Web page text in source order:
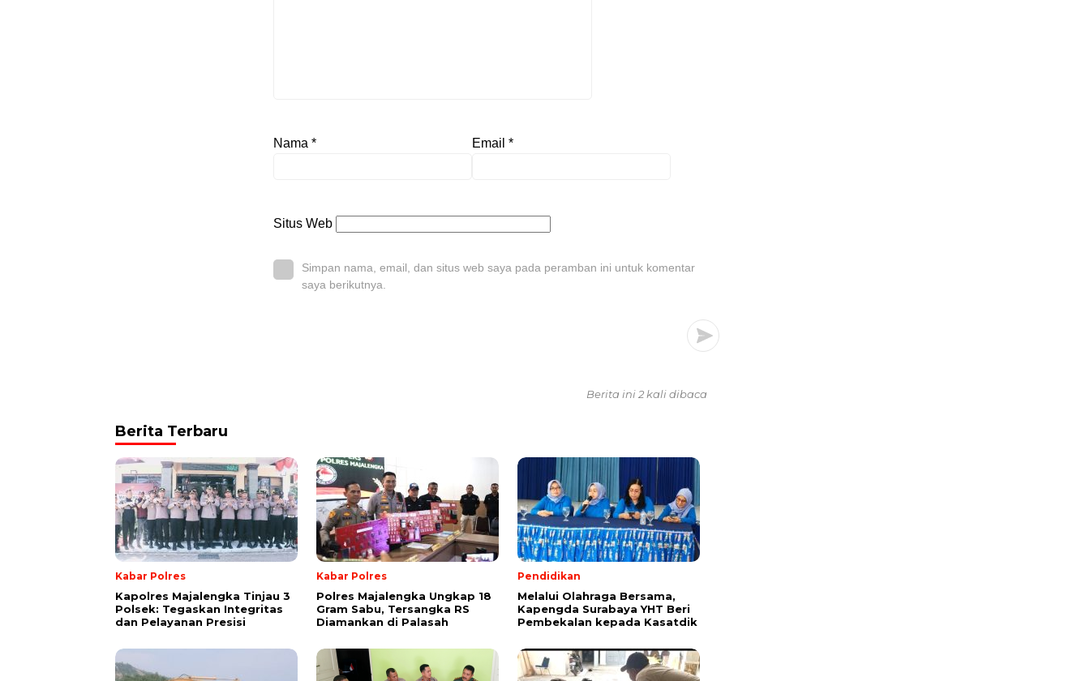
Nama * Email *
Situs Web
Simpan nama, email, dan situs web saya pada peramban ini untuk komentar
saya berikutnya.
Berita ini 2 kali dibaca
Berita Terbaru
Kabar Polres
Kapolres Majalengka Tinjau 3
Polsek: Tegaskan Integritas
dan Pelayanan Presisi
Kabar Polres
Polres Majalengka Ungkap 18
Gram Sabu, Tersangka RS
Diamankan di Palasah
Pendidikan
Melalui Olahraga Bersama,
Kapengda Surabaya YHT Beri
Pembekalan kepada Kasatdik